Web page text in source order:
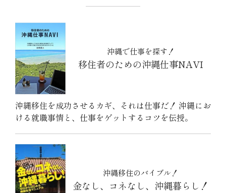
沖縄で仕事を探す！
移住者のための沖縄仕事NAVI
沖縄移住を成功させるカギ、それは仕事だ！ 沖縄にお
ける就職事情と、仕事をゲットするコツを伝授。
沖縄移住のバイブル！
金なし、コネなし、沖縄暮らし！